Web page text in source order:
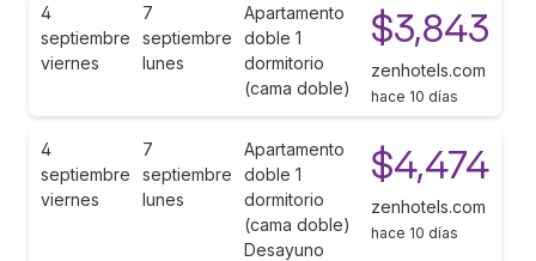
4
septiembre
viernes
7
septiembre
lunes
Apartamento
doble 1
dormitorio
(cama doble)
$3,843
zenhotels.com
hace 10 días
4
septiembre
viernes
7
septiembre
lunes
Apartamento
doble 1
dormitorio
(cama doble)
Desayuno
$4,474
zenhotels.com
hace 10 días